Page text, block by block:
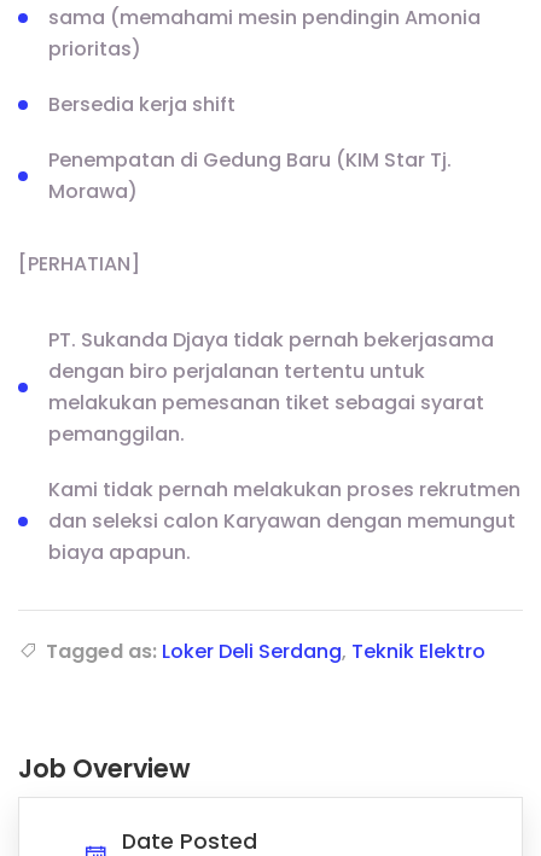
sama (memahami mesin pendingin Amonia
prioritas)
Bersedia kerja shift
Penempatan di Gedung Baru (KIM Star Tj.
Morawa)
[PERHATIAN]
PT. Sukanda Djaya tidak pernah bekerjasama
dengan biro perjalanan tertentu untuk
melakukan pemesanan tiket sebagai syarat
pemanggilan.
Kami tidak pernah melakukan proses rekrutmen
dan seleksi calon Karyawan dengan memungut
biaya apapun.
Tagged as: Loker Deli Serdang, Teknik Elektro
Job Overview
Date Posted